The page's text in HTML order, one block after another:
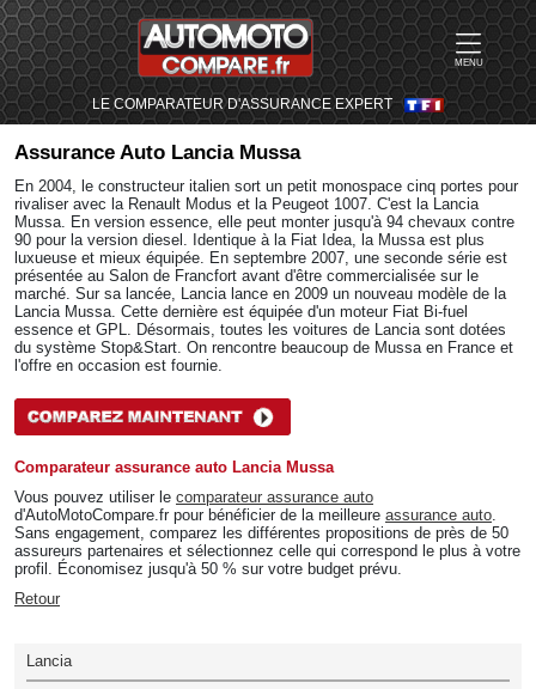
MENU
LE COMPARATEUR D'ASSURANCE EXPERT
Assurance Auto Lancia Mussa
En 2004, le constructeur italien sort un petit monospace cinq portes pour
rivaliser avec la Renault Modus et la Peugeot 1007. C'est la Lancia
Mussa. En version essence, elle peut monter jusqu'à 94 chevaux contre
90 pour la version diesel. Identique à la Fiat Idea, la Mussa est plus
luxueuse et mieux équipée. En septembre 2007, une seconde série est
présentée au Salon de Francfort avant d'être commercialisée sur le
marché. Sur sa lancée, Lancia lance en 2009 un nouveau modèle de la
Lancia Mussa. Cette dernière est équipée d'un moteur Fiat Bi-fuel
essence et GPL. Désormais, toutes les voitures de Lancia sont dotées
du système Stop&Start. On rencontre beaucoup de Mussa en France et
l'offre en occasion est fournie.
Comparateur assurance auto Lancia Mussa
Vous pouvez utiliser le comparateur assurance auto
d'AutoMotoCompare.fr pour bénéficier de la meilleure assurance auto.
Sans engagement, comparez les différentes propositions de près de 50
assureurs partenaires et sélectionnez celle qui correspond le plus à votre
profil. Économisez jusqu'à 50 % sur votre budget prévu.
Retour
Lancia